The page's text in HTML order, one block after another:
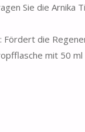
Sie die
Fördert die
mit 50